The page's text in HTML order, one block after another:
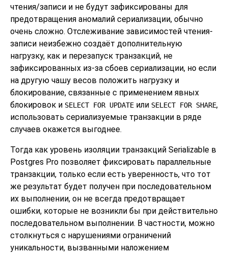
чтения/записи и не будут зафиксированы для
предотвращения аномалий сериализации, обычно
очень сложно. Отслеживание зависимостей чтения-
записи неизбежно создаёт дополнительную
нагрузку, как и перезапуск транзакций, не
зафиксированных из-за сбоев сериализации, но если
на другую чашу весов положить нагрузку и
блокирование, связанные с применением явных
блокировок и SELECT FOR UPDATE или SELECT FOR SHARE,
использовать сериализуемые транзакции в ряде
случаев окажется выгоднее.
Тогда как уровень изоляции транзакций Serializable в
Postgres Pro позволяет фиксировать параллельные
транзакции, только если есть уверенность, что тот
же результат будет получен при последовательном
их выполнении, он не всегда предотвращает
ошибки, которые не возникли бы при действительно
последовательном выполнении. В частности, можно
столкнуться с нарушениями ограничений
уникальности, вызванными наложением